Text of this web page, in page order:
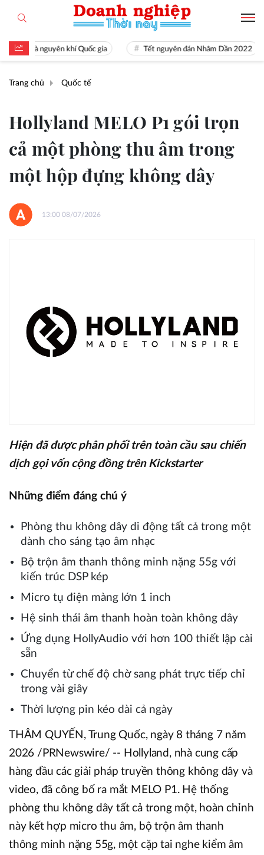
là nguyên khí Quốc gia Tết nguyên đán Nhâm Dần 2022
Trang chủ Quốc tế
Hollyland MELO P1 gói trọn
cả một phòng thu âm trong
một hộp đựng không dây
13:00 08/07/2026
Hiện đã được phân phối trên toàn cầu sau chiến
dịch gọi vốn cộng đồng trên Kickstarter
Những điểm đáng chú ý
Phòng thu không dây di động tất cả trong một
dành cho sáng tạo âm nhạc
Bộ trộn âm thanh thông minh nặng 55g với
kiến trúc DSP kép
Micro tụ điện màng lớn 1 inch
Hệ sinh thái âm thanh hoàn toàn không dây
Ứng dụng HollyAudio với hơn 100 thiết lập cài
sẵn
Chuyển từ chế độ chờ sang phát trực tiếp chỉ
trong vài giây
Thời lượng pin kéo dài cả ngày
THÂM QUYẾN, Trung Quốc, ngày 8 tháng 7 năm
2026 /PRNewswire/ -- Hollyland, nhà cung cấp
hàng đầu các giải pháp truyền thông không dây và
video, đã công bố ra mắt MELO P1. Hệ thống
phòng thu không dây tất cả trong một, hoàn chỉnh
này kết hợp micro thu âm, bộ trộn âm thanh
thông minh nặng 55g, một cặp tai nghe kiểm âm